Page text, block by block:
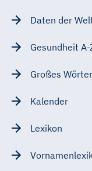
Daten der
Gesundheit A-
Großes
Kalender
Lexikon